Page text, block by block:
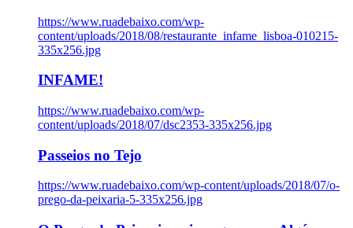
https://www.ruadebaixo.com/wp-
content/uploads/2018/08/restaurante_infame_lisboa-010215-
335x256.jpg
INFAME!
https://www.ruadebaixo.com/wp-
content/uploads/2018/07/dsc2353-335x256.jpg
Passeios no Tejo
https://www.ruadebaixo.com/wp-content/uploads/2018/07/o-
prego-da-peixaria-5-335x256.jpg